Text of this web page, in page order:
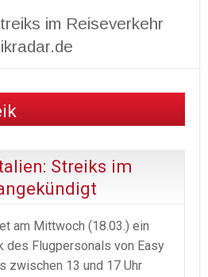
im Reiseverkehr
Streiks im
am Mittwoch (18.03.) ein
des Flugpersonals von Easy
zwischen 13 und 17 Uhr